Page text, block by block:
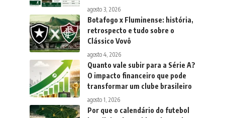
agosto 3, 2026
Botafogo x Fluminense: história,
retrospecto e tudo sobre o
Clássico Vovô
agosto 4, 2026
Quanto vale subir para a Série A?
O impacto financeiro que pode
transformar um clube brasileiro
agosto 1, 2026
Por que o calendário do futebol